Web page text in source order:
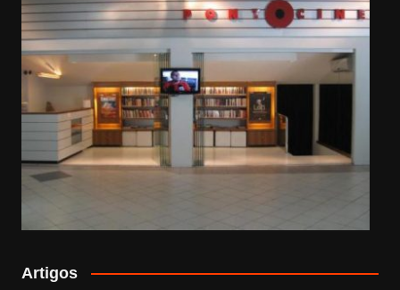
Artigos